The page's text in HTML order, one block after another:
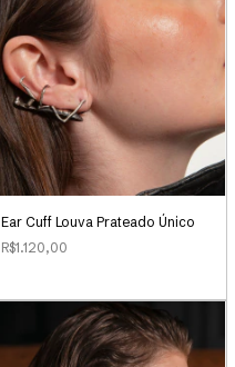
Ear Cuff Louva Prateado Único
R$1.120,00